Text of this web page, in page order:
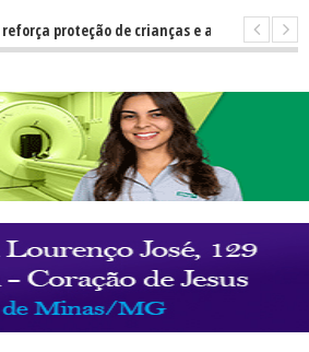
de crianças e adolescentes em